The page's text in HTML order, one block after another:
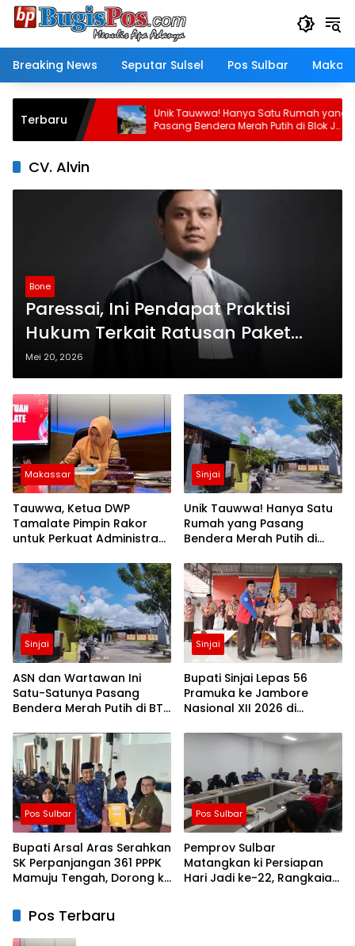
Langsung
Breaking News
Seputar Sulsel Pos Sulbar
Terbaru
Pimpin
dan
Unik Tauwwa! Hanya Satu Rumah yang
Pasang Bendera Merah Putih di Blok J
BTN Lappa Mas 1 Sinjai
CV. Alvin
Bone
Paressai, Ini Pendapat Praktisi
Hukum Terkait Ratusan Paket
Pengadaan Barang dan Jasa di
Setda Bone di Borong CV Alvin
Mei 20, 2026
Makassar
Tauwwa, Ketua DWP
Tamalate Pimpin Rakor
untuk Perkuat Administrasi
Sinjai
Unik Tauwwa! Hanya Satu
Rumah yang Pasang
Bendera Merah Putih di
Sinjai
Sinjai
ASN dan Wartawan Ini
Satu-Satunya Pasang
Bendera Merah Putih di BTN
Sinjai
Bupati Sinjai Lepas 56
Pramuka ke Jambore
Nasional XII 2026 di
Pos Sulbar
Bupati Arsal Aras Serahkan
SK Perpanjangan 361 PPPK
Mamuju Tengah, Dorong ki
Lebih Fleksibel
Pos Sulbar
Pemprov Sulbar
Matangkan ki Persiapan
Hari Jadi ke-22, Rangkaian
Pos Terbaru